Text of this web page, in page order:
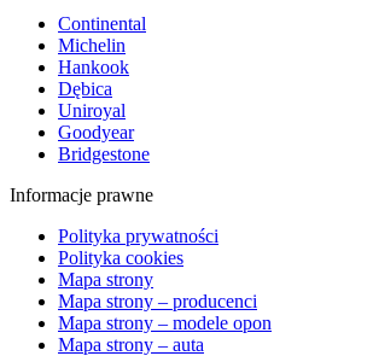
Continental
Michelin
Hankook
Dębica
Uniroyal
Goodyear
Bridgestone
Informacje prawne
Polityka prywatności
Polityka cookies
Mapa strony
Mapa strony – producenci
Mapa strony – modele opon
Mapa strony – auta